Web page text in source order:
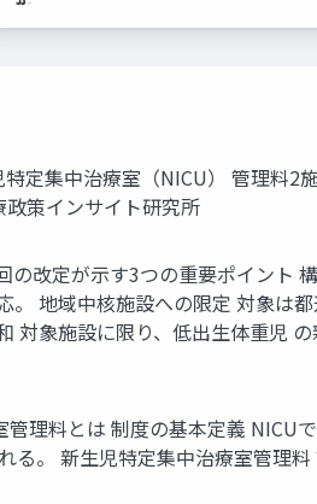
定集中治療室（NICU） 管理料
策インサイト研究所
の改定が示す3つの重要ポイント
。 地域中核施設への限定 対象は
対象施設に限り、低出生体重児
理料とは 制度の基本定義 NICU
る。 新生児特定集中治療室管理